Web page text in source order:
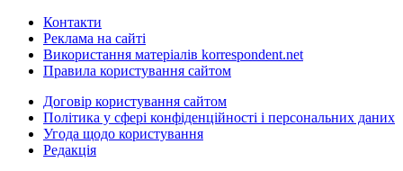
Контакти
Реклама на сайті
Використання матеріалів korrespondent.net
Правила користування сайтом
Договір користування сайтом
Політика у сфері конфіденційності і персональних даних
Угода щодо користування
Редакція